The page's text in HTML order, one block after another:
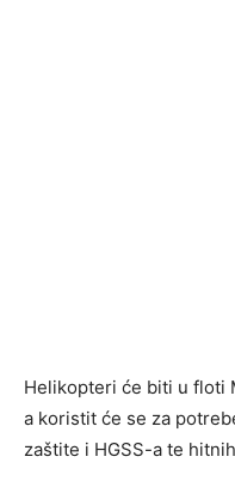
Helikopteri će biti u floti
a koristit će se za
zaštite i HGSS-a te